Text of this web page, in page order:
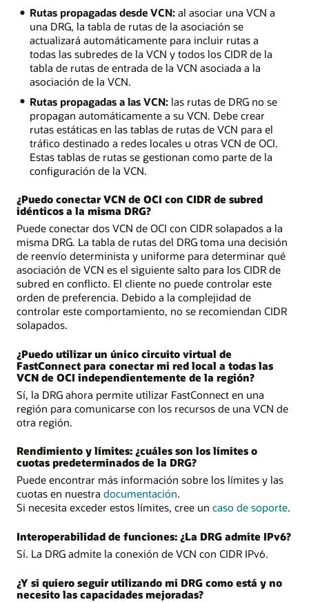
Rutas propagadas desde VCN:al asociar una VCN a
una DRG, la tabla de rutas de la asociación se
actualizará automáticamente para incluir rutas a
todas las subredes de la VCN y todos los CIDR de la
tabla de rutas de entrada de la VCN asociada a la
asociación de la VCN.
Rutas propagadas a las VCN:las rutas de DRG no se
propagan automáticamente a su VCN. Debe crear
rutas estáticas en las tablas de rutas de VCN para el
tráfico destinado a redes locales u otras VCN de OCI.
Estas tablas de rutas se gestionan como parte de la
configuración de la VCN.
¿Puedo conectar VCN de OCI con CIDR de subred
idénticos a la misma DRG?
Puede conectar dos VCN de OCI con CIDR solapados a la
misma DRG. La tabla de rutas del DRG toma una decisión
de reenvío determinista y uniforme para determinar qué
asociación de VCN es el siguiente salto para los CIDR de
subred en conflicto. El cliente no puede controlar este
orden de preferencia. Debido a la complejidad de
controlar este comportamiento, no se recomiendan CIDR
solapados.
¿Puedo utilizar un único circuito virtual de
FastConnect para conectar mi red local a todas las
VCN de OCI independientemente de la región?
Sí, la DRG ahora permite utilizar FastConnect en una
región para comunicarse con los recursos de una VCN de
otra región.
Rendimiento y límites: ¿cuáles son los límites o
cuotas predeterminados de la DRG?
Puede encontrar más información sobre los límites y las
cuotas en nuestra documentación.
Si necesita exceder estos límites, cree un caso de soporte.
Interoperabilidad de funciones: ¿La DRG admite IPv6?
Sí. La DRG admite la conexión de VCN con CIDR IPv6.
¿Y si quiero seguir utilizando mi DRG como está y no
necesito las capacidades mejoradas?